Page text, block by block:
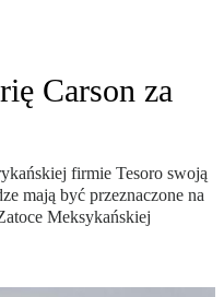
Carson za
firmie Tesoro swoją
mają być przeznaczone na
Meksykańskiej